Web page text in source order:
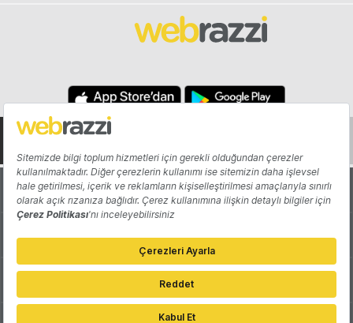
Hakkında Yazarlar
Katkıda Bulun Reklam